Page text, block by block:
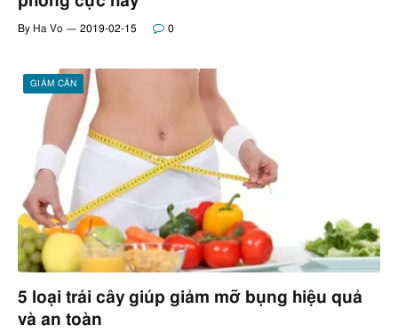
By Ha Vo 2019-02-15 0
GIẢM CÂN
5 loại trái cây giúp giảm mỡ bụng hiệu quả
và an toàn